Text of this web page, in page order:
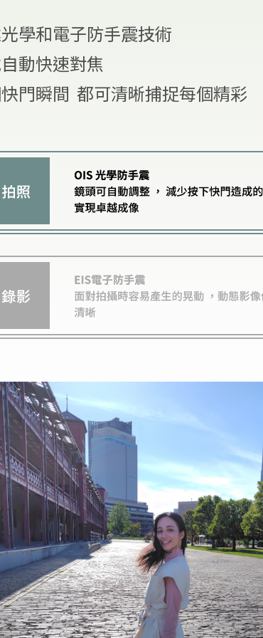
學和電子防手震技術
動快速對焦
門瞬間都可清晰捕捉每個精彩